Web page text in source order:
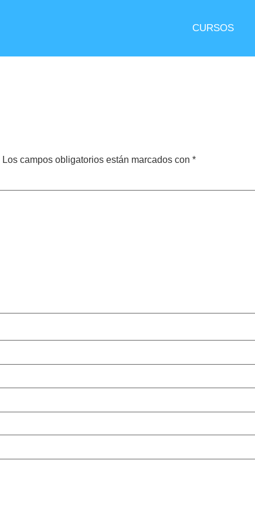
CURSOS
Los campos obligatorios están marcados con *